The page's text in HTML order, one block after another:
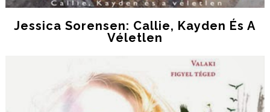
Jessica Sorensen: Callie, Kayden És A
Véletlen